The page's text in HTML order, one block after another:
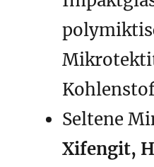
Seltene
Xifengit,